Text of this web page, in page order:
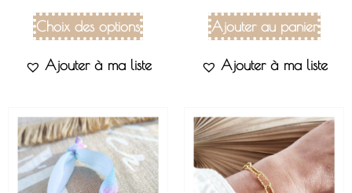
Choix des options
Ajouter à ma liste
Ajouter au panier
Ajouter à ma liste